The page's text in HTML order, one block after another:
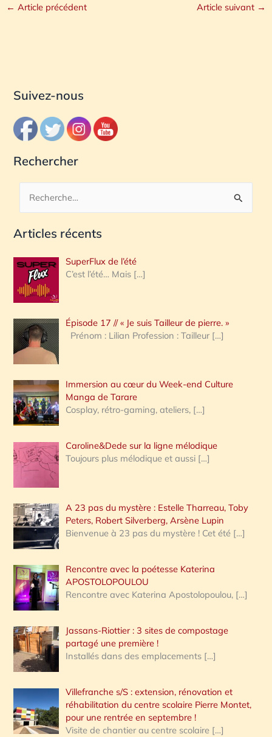
← Article précédent Article suivant →
Suivez-nous
Rechercher
c
e
r
c
h
e
:
Articles récents
SuperFlux de l’été
C’est l’été… Mais […]
Épisode 17 // « Je suis Tailleur de pierre. »
Prénom : Lilian Profession : Tailleur […]
Immersion au cœur du Week-end Culture
Manga de Tarare
Cosplay, rétro-gaming, ateliers, […]
Caroline&Dede sur la ligne mélodique
Toujours plus mélodique et aussi […]
A 23 pas du mystère : Estelle Tharreau, Toby
Peters, Robert Silverberg, Arsène Lupin
Bienvenue à 23 pas du mystère ! Cet été […]
Rencontre avec la poétesse Katerina
APOSTOLOPOULOU
Rencontre avec Katerina Apostolopoulou, […]
Jassans-Riottier : 3 sites de compostage
partagé une première !
Installés dans des emplacements […]
Villefranche s/S : extension, rénovation et
réhabilitation du centre scolaire Pierre Montet,
pour une rentrée en septembre !
Visite de chantier au centre scolaire […]